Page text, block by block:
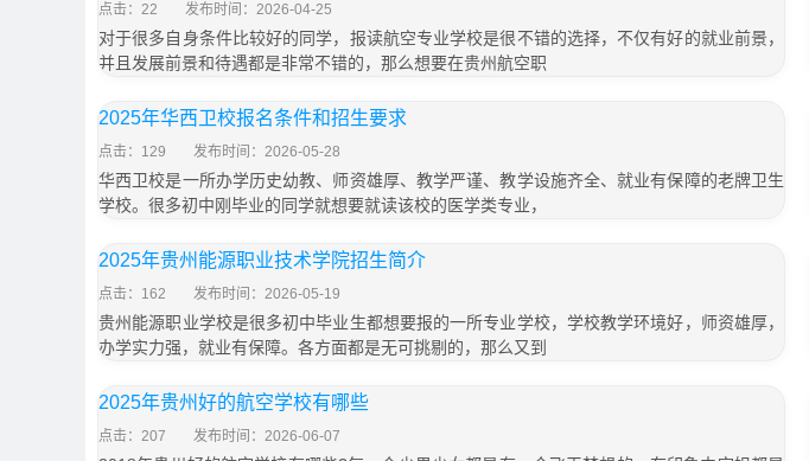
点击：22 发布时间：2026-04-25
对于很多自身条件比较好的同学，报读航空专业学校是很不错的选择，不仅有好的就业前景，
并且发展前景和待遇都是非常不错的，那么想要在贵州航空职
2025年华西卫校报名条件和招生要求
点击：129 发布时间：2026-05-28
华西卫校是一所办学历史幼教、师资雄厚、教学严谨、教学设施齐全、就业有保障的老牌卫生
学校。很多初中刚毕业的同学就想要就读该校的医学类专业，
2025年贵州能源职业技术学院招生简介
点击：162 发布时间：2026-05-19
贵州能源职业学校是很多初中毕业生都想要报的一所专业学校，学校教学环境好，师资雄厚，
办学实力强，就业有保障。各方面都是无可挑剔的，那么又到
2025年贵州好的航空学校有哪些
点击：207 发布时间：2026-06-07